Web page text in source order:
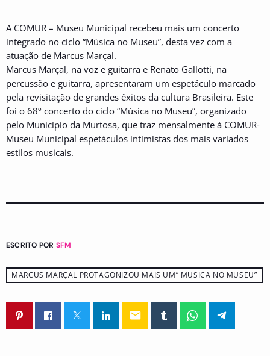
A COMUR – Museu Municipal recebeu mais um concerto
integrado no ciclo “Música no Museu”, desta vez com a
atuação de Marcus Marçal.
Marcus Marçal, na voz e guitarra e Renato Gallotti, na
percussão e guitarra, apresentaram um espetáculo marcado
pela revisitação de grandes êxitos da cultura Brasileira. Este
foi o 68º concerto do ciclo “Música no Museu”, organizado
pelo Município da Murtosa, que traz mensalmente à COMUR-
Museu Municipal espetáculos intimistas dos mais variados
estilos musicais.
ESCRITO POR SFM
MARCUS MARÇAL PROTAGONIZOU MAIS UM” MUSICA NO MUSEU”
email